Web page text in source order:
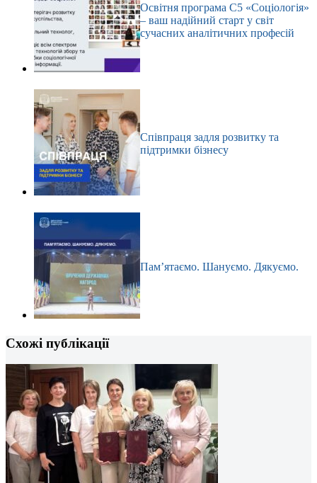
Освітня програма С5 «Соціологія»
– ваш надійний старт у світ
сучасних аналітичних професій
Співпраця задля розвитку та
підтримки бізнесу
Пам’ятаємо. Шануємо. Дякуємо.
Схожі публікації